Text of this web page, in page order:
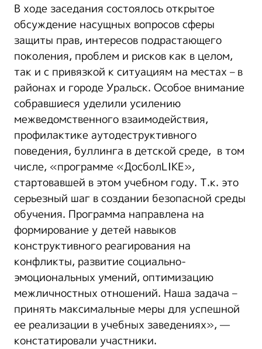
В ходе заседания состоялось открытое
обсуждение насущных вопросов сферы
защиты прав, интересов подрастающего
поколения, проблем и рисков как в целом,
так и с привязкой к ситуациям на местах – в
районах и городе Уральск. Особое внимание
собравшиеся уделили усилению
межведомственного взаимодействия,
профилактике аутодеструктивного
поведения, буллинга в детской среде, в том
числе, «программе «ДосболLIKE»,
стартовавшей в этом учебном году. Т.к. это
серьезный шаг в создании безопасной среды
обучения. Программа направлена на
формирование у детей навыков
конструктивного реагирования на
конфликты, развитие социально-
эмоциональных умений, оптимизацию
межличностных отношений. Наша задача –
принять максимальные меры для успешной
ее реализации в учебных заведениях», —
констатировали участники.